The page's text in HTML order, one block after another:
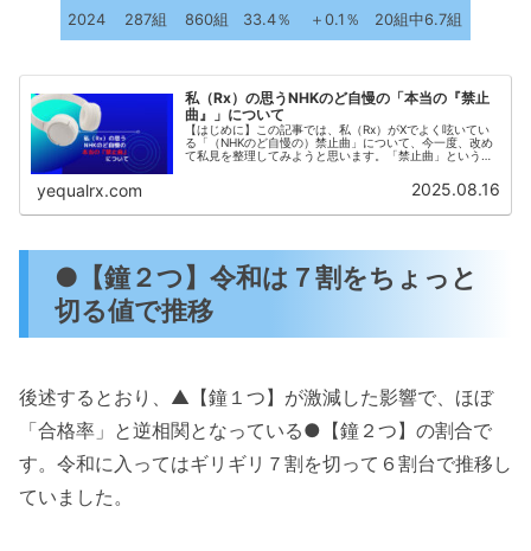
2024 287組 860組 33.4％ ＋0.1％ 20組中6.7組
私（Rx）の思うNHKのど自慢の「本当の『禁止
曲』」について
【はじめに】この記事では、私（Rx）がXでよく呟いてい
る「（NHKのど自慢の）禁止曲」について、今一度、改め
て私見を整理してみようと思います。「禁止曲」という言
yequalrx.com 2025.08.16
●【鐘２つ】令和は７割をちょっと
切る値で推移
後述するとおり、▲【鐘１つ】が激減した影響で、ほぼ
「合格率」と逆相関となっている●【鐘２つ】の割合で
す。令和に入ってはギリギリ７割を切って６割台で推移し
ていました。